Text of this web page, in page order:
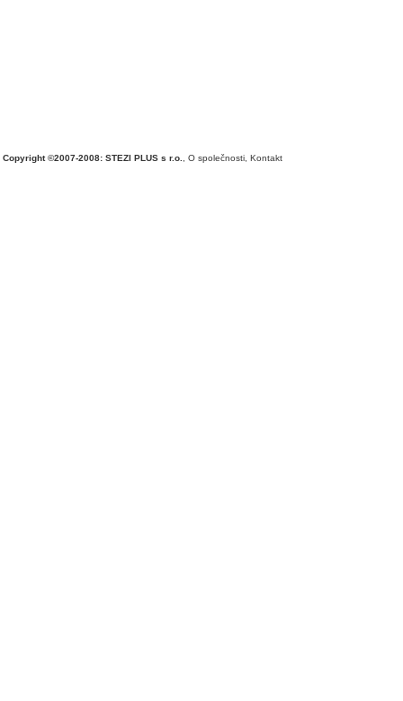
Copyright ©2007-2008: STEZI PLUS s r.o. O společnosti Kontakt